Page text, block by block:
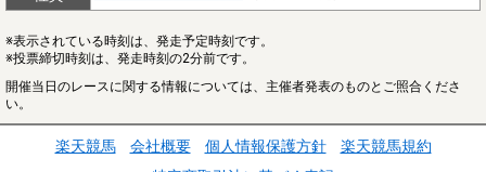
※表示されている時刻は、発走予定時刻です。
※投票締切時刻は、発走時刻の2分前です。
開催当日のレースに関する情報については、主催者発表のものとご照合くださ
い。
楽天競馬 会社概要 個人情報保護方針
楽天競馬規約